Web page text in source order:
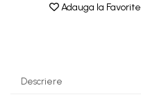
Adauga la Favorite
Descriere